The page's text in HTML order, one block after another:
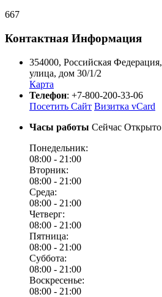
667
Контактная Информация
354000, Российская Федерация,
улица, дом 30/1/2
Карта
Телефон: +7-800-200-33-06
Посетить Сайт Визитка vCard
Часы работы Сейчас Открыто
Понедельник:
08:00 - 21:00
Вторник:
08:00 - 21:00
Среда:
08:00 - 21:00
Четверг:
08:00 - 21:00
Пятница:
08:00 - 21:00
Суббота:
08:00 - 21:00
Воскресенье:
08:00 - 21:00